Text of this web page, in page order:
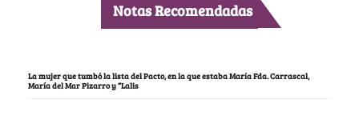
Notas Recomendadas
La mujer que tumbó la lista del Pacto, en la que estaba María Fda. Carrascal,
María del Mar Pizarro y “Lalis